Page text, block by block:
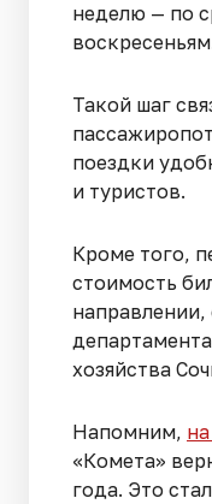
неделю — по
Такой шаг
поездки
и туристов.
Кроме того,
стоимость
хозяйства
Напомним,
«Комета»
года. Это